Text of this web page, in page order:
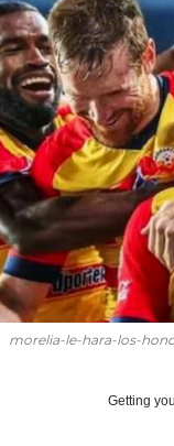
morelia-le-hara-los-
Getting